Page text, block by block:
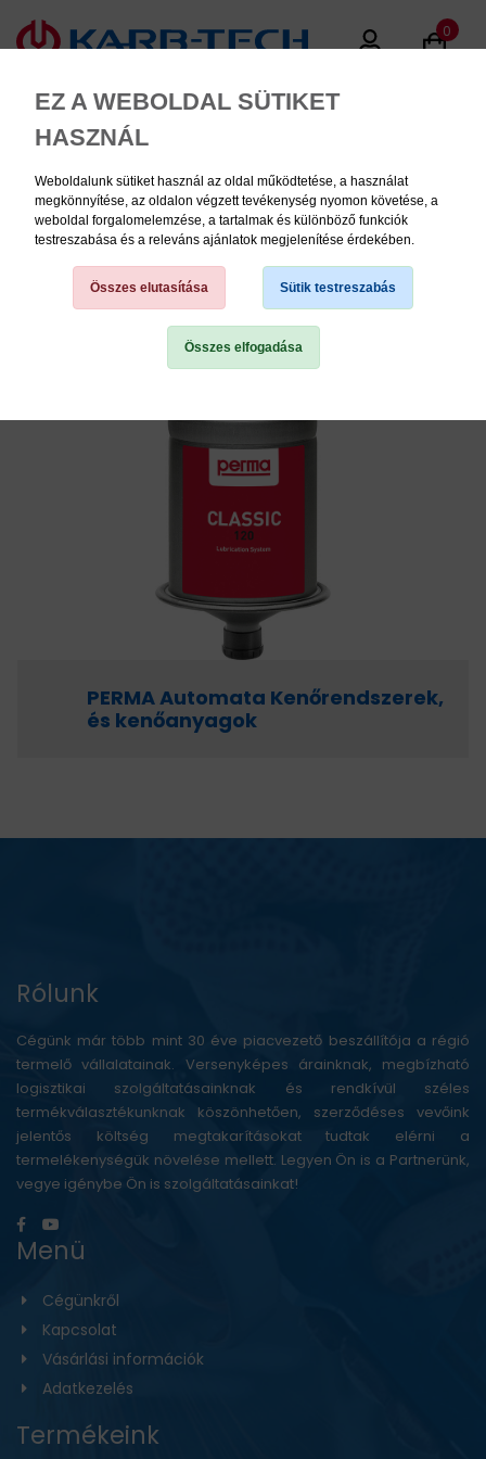
EZ A WEBOLDAL SÜTIKET
HASZNÁL
Weboldalunk sütiket használ az oldal működtetése, a használat
megkönnyítése, az oldalon végzett tevékenység nyomon követése, a
weboldal forgalomelemzése, a tartalmak és különböző funkciók
testreszabása és a releváns ajánlatok megjelenítése érdekében.
Összes elutasítása Sütik testreszabás
Összes elfogadása
0
MENU
BEMUTATKOZÁS
Kenéstechnika,
kenőrendszerek
PERMA Automata Kenőrendszerek,
és kenőanyagok
Rólunk
Cégünk már több mint 30 éve piacvezető beszállítója a régió
termelő vállalatainak. Versenyképes árainknak, megbízható
logisztikai szolgáltatásainknak és rendkívül széles
termékválasztékunknak köszönhetően, szerződéses vevőink
jelentős költség megtakarításokat tudtak elérni a
termelékenységük növelése mellett. Legyen Ön is a Partnerünk,
vegye igénybe Ön is szolgáltatásainkat!
Menü
Cégünkről
Kapcsolat
Vásárlási információk
Adatkezelés
Termékeink